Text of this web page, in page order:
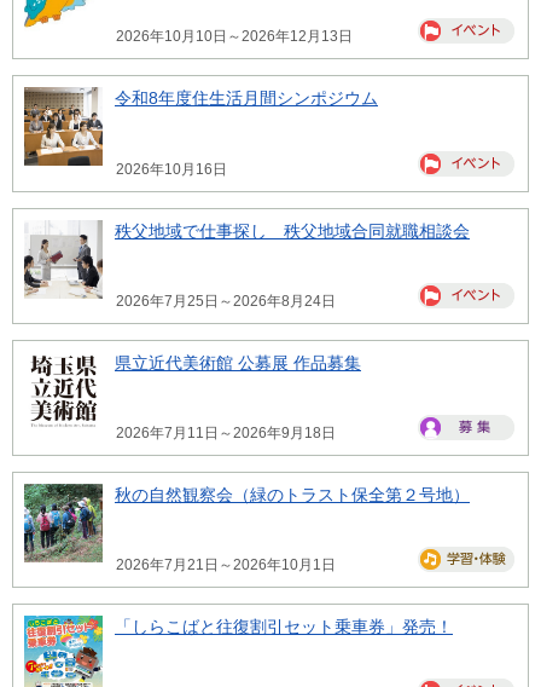
2026年10月10日～2026年12月13日
令和8年度住生活月間シンポジウム
2026年10月16日
秩父地域で仕事探し 秩父地域合同就職相談会
2026年7月25日～2026年8月24日
県立近代美術館 公募展 作品募集
2026年7月11日～2026年9月18日
秋の自然観察会（緑のトラスト保全第２号地）
2026年7月21日～2026年10月1日
「しらこばと往復割引セット乗車券」発売！